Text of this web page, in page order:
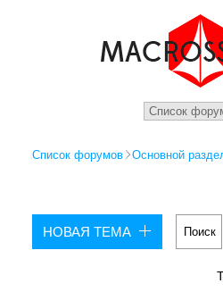
Список форумов Основной
НОВАЯ ТЕМА